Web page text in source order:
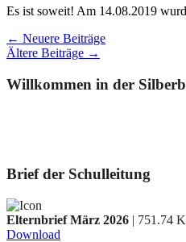
Es ist soweit! Am 14.08.2019
← Neuere Beiträge
Ältere Beiträge →
Willkommen in der
Brief der Schulleitung
Elternbrief März 2026 | 751.74
Download